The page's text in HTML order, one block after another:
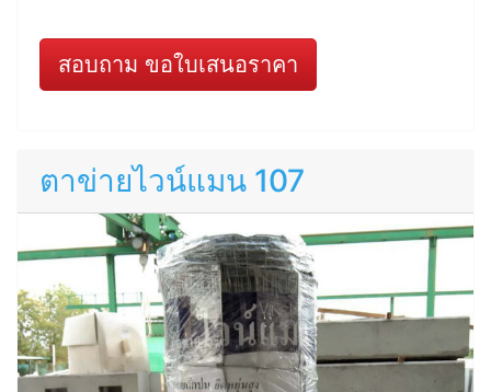
สอบถาม ขอใบเสนอราคา
ตาข่ายไวน์แมน 107